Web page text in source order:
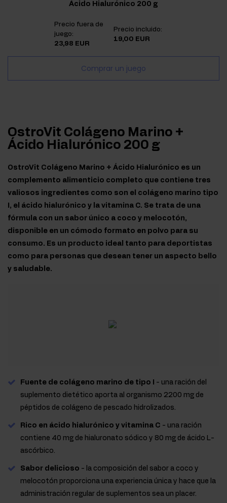
Ácido Hialurónico 200 g
Precio fuera de
juego:
23,98 EUR
Precio incluido:
19,00 EUR
Comprar un juego
OstroVit Colágeno Marino +
Ácido Hialurónico 200 g
OstroVit Colágeno Marino + Ácido Hialurónico es un
complemento alimenticio completo que contiene tres
valiosos ingredientes como son el colágeno marino tipo
I, el ácido hialurónico y la vitamina C. Se trata de una
fórmula con un sabor único a coco y melocotón,
disponible en un cómodo formato en polvo para su
consumo. Es un producto ideal tanto para deportistas
como para personas que desean tener un aspecto bello
y saludable.
Fuente de colágeno marino de tipo I
- una ración del
suplemento dietético aporta al organismo 2200 mg de
péptidos de colágeno de pescado hidrolizados.
Rico en ácido hialurónico y vitamina C - una ración
contiene 40 mg de hialuronato sódico y 80 mg de ácido L-
ascórbico.
Sabor delicioso - la composición del sabor a coco y
melocotón proporciona una experiencia única y hace que la
administración regular de suplementos sea un placer.